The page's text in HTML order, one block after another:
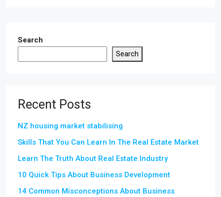
Search
Search
Recent Posts
NZ housing market stabilising
Skills That You Can Learn In The Real Estate Market
Learn The Truth About Real Estate Industry
10 Quick Tips About Business Development
14 Common Misconceptions About Business